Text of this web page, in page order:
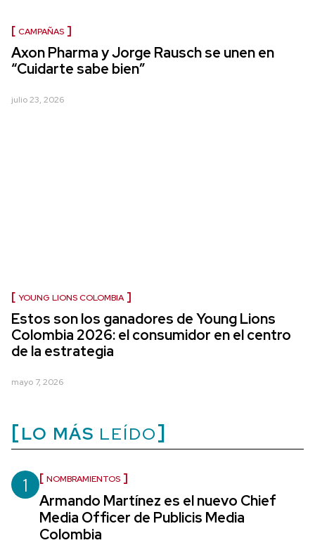
CAMPAÑAS
Axon Pharma y Jorge Rausch se unen en
“Cuidarte sabe bien”
julio 23, 2026
YOUNG LIONS COLOMBIA
Estos son los ganadores de Young Lions
Colombia 2026: el consumidor en el centro
de la estrategia
mayo 7, 2026
LO MÁS LEÍDO
1 NOMBRAMIENTOS
Armando Martínez es el nuevo Chief
Media Officer de Publicis Media
Colombia